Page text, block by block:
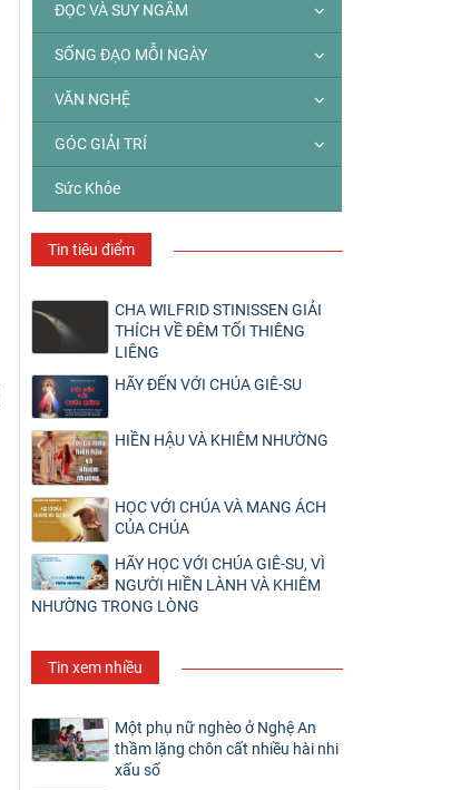
ĐỌC VÀ SUY NGẪM
SỐNG ĐẠO MỖI NGÀY
VĂN NGHỆ
GÓC GIẢI TRÍ
Sức Khỏe
Tin tiêu điểm
CHA WILFRID STINISSEN GIẢI
THÍCH VỀ ĐÊM TỐI THIÊNG
LIÊNG
HÃY ĐẾN VỚI CHÚA GIÊ-SU
HIỀN HẬU VÀ KHIÊM NHƯỜNG
HỌC VỚI CHÚA VÀ MANG ÁCH
CỦA CHÚA
HÃY HỌC VỚI CHÚA GIÊ-SU, VÌ
NGƯỜI HIỀN LÀNH VÀ KHIÊM
NHƯỜNG TRONG LÒNG
Tin xem nhiều
Một phụ nữ nghèo ở Nghệ An
thầm lặng chôn cất nhiều hài nhi
xấu số